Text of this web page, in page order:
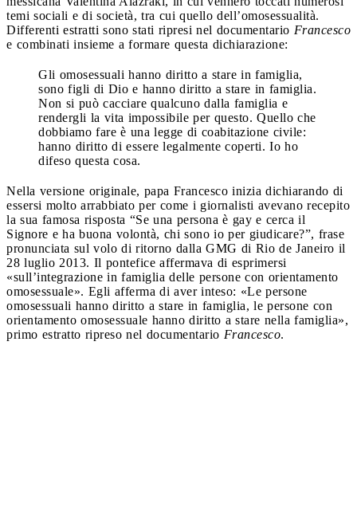
temi sociali e di società, tra cui quello dell’omosessualità.
Differenti estratti sono stati ripresi nel documentario Francesco
e combinati insieme a formare questa dichiarazione:
Gli omosessuali hanno diritto a stare in famiglia,
sono figli di Dio e hanno diritto a stare in famiglia.
Non si può cacciare qualcuno dalla famiglia e
rendergli la vita impossibile per questo. Quello che
dobbiamo fare è una legge di coabitazione civile:
hanno diritto di essere legalmente coperti. Io ho
difeso questa cosa.
Nella versione originale, papa Francesco inizia dichiarando di
essersi molto arrabbiato per come i giornalisti avevano recepito
la sua famosa risposta “Se una persona è gay e cerca il
Signore e ha buona volontà, chi sono io per giudicare?”, frase
pronunciata sul volo di ritorno dalla GMG di Rio de Janeiro il
28 luglio 2013. Il pontefice affermava di esprimersi
«sull’integrazione in famiglia delle persone con orientamento
omosessuale». Egli afferma di aver inteso: «Le persone
omosessuali hanno diritto a stare in famiglia, le persone con
orientamento omosessuale hanno diritto a stare nella famiglia»,
primo estratto ripreso nel documentario Francesco.